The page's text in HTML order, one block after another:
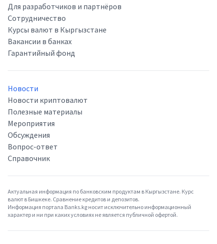
Для разработчиков и партнёров
Сотрудничество
Курсы валют в Кыргызстане
Вакансии в банках
Гарантийный фонд
Новости
Новости криптовалют
Полезные материалы
Мероприятия
Обсуждения
Вопрос-ответ
Справочник
Актуальная информация по банковским продуктам в Кыргызстане. Курс
валют в Бишкеке. Сравнение кредитов и депозитов.
Информация портала Banks.kg носит исключительно информационный
характер и ни при каких условиях не является публичной офертой.